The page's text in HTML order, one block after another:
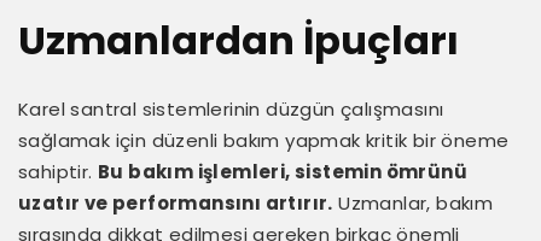
Uzmanlardan İpuçları
Karel santral sistemlerinin düzgün çalışmasını
sağlamak için düzenli bakım yapmak kritik bir öneme
sahiptir. Bu bakım işlemleri, sistemin ömrünü
uzatır ve performansını artırır. Uzmanlar, bakım
sırasında dikkat edilmesi gereken birkaç önemli